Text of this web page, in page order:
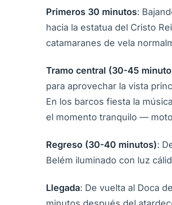
Primeros 30 minutos:
hacia la estatua del Cristo
catamaranes de vela
Tramo central (30-45
para aprovechar la vista
En los barcos fiesta la
el momento tranquilo —
Regreso (30-40 minutos):
Belém iluminado con luz
Llegada: De vuelta al Doca